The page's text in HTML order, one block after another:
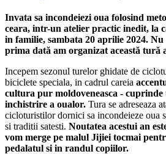
Invata sa incondeiezi oua folosind
ceara, intr-un atelier practic inedit, la
in familie, sambata 20 aprilie 2024. Nu
prima dată am organizat această tură
Incepem sezonul turelor ghidate de
biciclete speciala, in cadrul careia
cultura pur moldoveneasca -
inchistrire a oualor. Tura se adreseaza
cicloturistilor dornici sa incondeieze oua
si traditii satesti. Noutatea acestui an
vom merge pe malul Jijiei tocmai
pedalatul si in randul copiilor.